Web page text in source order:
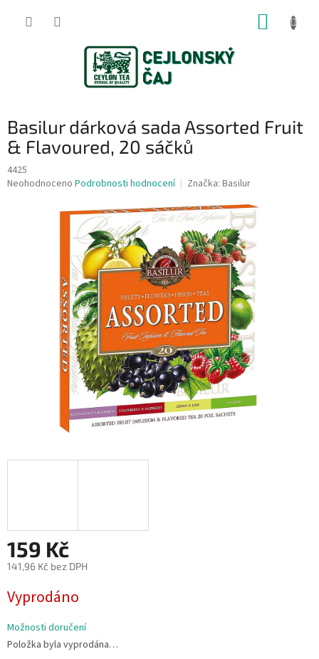
Basilur dárková sada Assorted Fruit
& Flavoured, 20 sáčků
4425
Průměrné
Neohodnoceno Podrobnosti hodnocení Značka: Basilur
159 Kč
141,96 Kč bez DPH
cena:
Vyprodáno
Možnosti doručení
Položka byla vyprodána…